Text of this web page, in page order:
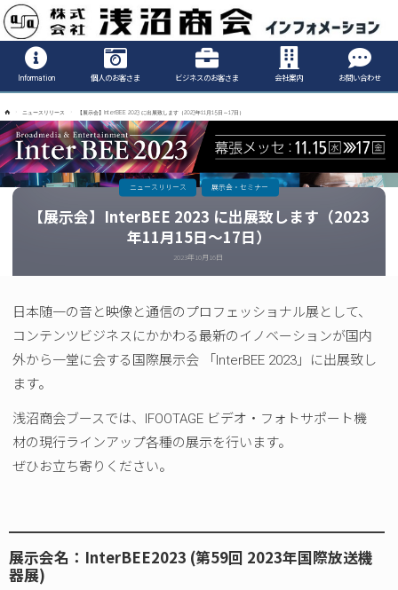
Information
Information 個人のお客さま ビジネスのお客さま 会社案内 お問い合わせ
ム
ニュースリリース 【展示会】InterBEE 2023 に出展致します（2023年11月15日～17日）
【展示会】InterBEE 2023 に出展致します（2023
年11月15日～17日）
2023年10月16日
ニュースリリース 展示会・セミナー
日本随一の音と映像と通信のプロフェッショナル展として、
コンテンツビジネスにかかわる最新のイノベーションが国内
外から一堂に会する国際展示会 「InterBEE 2023」に出展致し
ます。
浅沼商会ブースでは、IFOOTAGE ビデオ・フォトサポート機
材の現行ラインアップ各種の展示を行います。
ぜひお立ち寄りください。
展示会名：InterBEE2023 (第59回 2023年国際放送機
器展)